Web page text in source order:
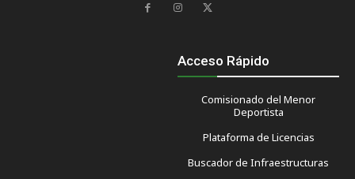
Acceso Rápido
Comisionado del Menor
Deportista
Plataforma de Licencias
Buscador de Infraestructuras